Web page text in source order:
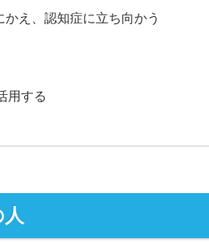
え、認知症に立ち向かう
用する